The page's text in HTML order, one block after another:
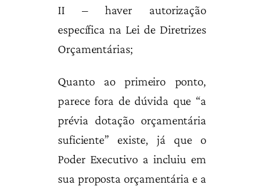
II – haver autorização
específica na Lei de Diretrizes
Orçamentárias;
Quanto ao primeiro ponto,
parece fora de dúvida que “a
prévia dotação orçamentária
suficiente” existe, já que o
Poder Executivo a incluiu em
sua proposta orçamentária e a